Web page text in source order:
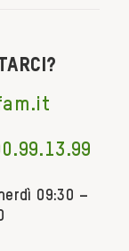
09:30 –